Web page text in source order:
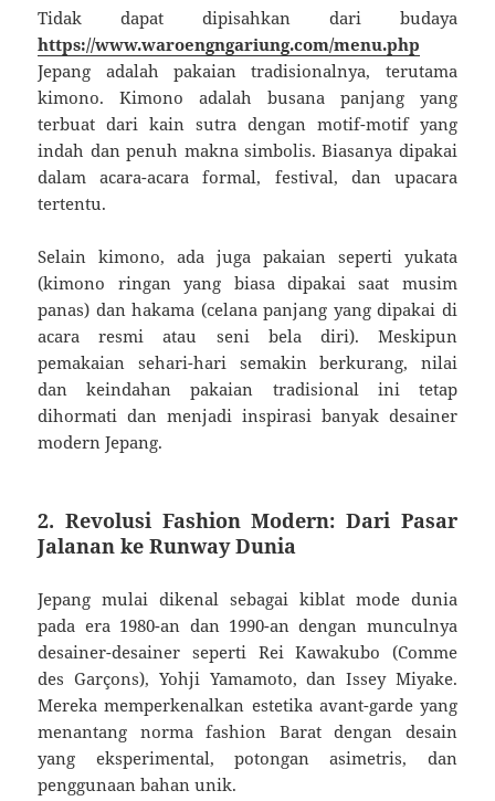
Tidak dapat dipisahkan dari budaya
https://www.waroengngariung.com/menu.php
Jepang adalah pakaian tradisionalnya, terutama
kimono. Kimono adalah busana panjang yang
terbuat dari kain sutra dengan motif-motif yang
indah dan penuh makna simbolis. Biasanya dipakai
dalam acara-acara formal, festival, dan upacara
tertentu.
Selain kimono, ada juga pakaian seperti yukata
(kimono ringan yang biasa dipakai saat musim
panas) dan hakama (celana panjang yang dipakai di
acara resmi atau seni bela diri). Meskipun
pemakaian sehari-hari semakin berkurang, nilai
dan keindahan pakaian tradisional ini tetap
dihormati dan menjadi inspirasi banyak desainer
modern Jepang.
2. Revolusi Fashion Modern: Dari Pasar
Jalanan ke Runway Dunia
Jepang mulai dikenal sebagai kiblat mode dunia
pada era 1980-an dan 1990-an dengan munculnya
desainer-desainer seperti Rei Kawakubo (Comme
des Garçons), Yohji Yamamoto, dan Issey Miyake.
Mereka memperkenalkan estetika avant-garde yang
menantang norma fashion Barat dengan desain
yang eksperimental, potongan asimetris, dan
penggunaan bahan unik.